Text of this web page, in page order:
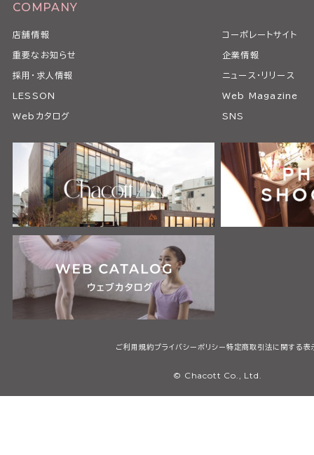
COMPANY
店舗情報 コーポレートサイト
重要なお知らせ 企業情報
採用・求人情報 ニュース・リリース
LESSON Web Magazine
Webカタログ SNS
ご利用規約プライバシーポリシー特定商取引法に関する表
© Chacott Co., Ltd.